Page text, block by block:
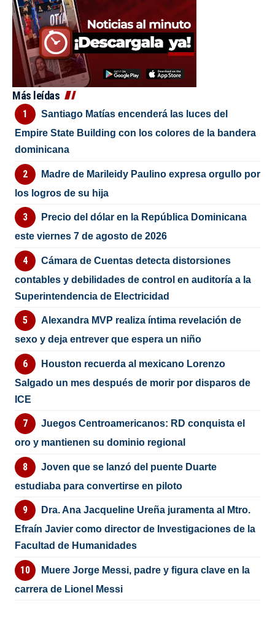
Más leídas
Santiago Matías encenderá las luces del
Empire State Building con los colores de la bandera
dominicana
Madre de Marileidy Paulino expresa orgullo por
los logros de su hija
Precio del dólar en la República Dominicana
este viernes 7 de agosto de 2026
Cámara de Cuentas detecta distorsiones
contables y debilidades de control en auditoría a la
Superintendencia de Electricidad
Alexandra MVP realiza íntima revelación de
sexo y deja entrever que espera un niño
Houston recuerda al mexicano Lorenzo
Salgado un mes después de morir por disparos de
ICE
Juegos Centroamericanos: RD conquista el
oro y mantienen su dominio regional
Joven que se lanzó del puente Duarte
estudiaba para convertirse en piloto
Dra. Ana Jacqueline Ureña juramenta al Mtro.
Efraín Javier como director de Investigaciones de la
Facultad de Humanidades
Muere Jorge Messi, padre y figura clave en la
carrera de Lionel Messi